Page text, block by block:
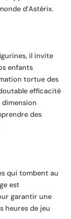
d’Astérix.
il invite
enfants
tortue des
efficacité
des
qui tombent au
est
garantir une
heures de jeu